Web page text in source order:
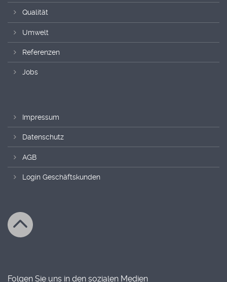
Qualität
Umwelt
Referenzen
Jobs
Impressum
Datenschutz
AGB
Login Geschäftskunden
Folgen Sie uns in den sozialen Medien